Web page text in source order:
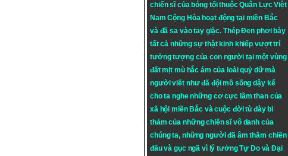
chiến sĩ của bóng tối thuộc Quân Lực Việt
Nam Cộng Hòa hoạt động tại miền Bắc
và đã sa vào tay giặc. Thép Đen phơi bày
tất cả những sự thật kinh khiếp vượt trí
tưởng tượng của con người tại một vùng
đất mịt mù hắc ám của loài quỷ dữ mà
người viết như đã đội mồ sống dậy kể
cho ta nghe những cơ cực lầm than của
xã hội miền Bắc và cuộc đời tù đày bi
thảm của những chiến sĩ vô danh của
chúng ta, những người đã âm thầm chiến
đấu và gục ngã vì lý tưởngTự DovàĐại